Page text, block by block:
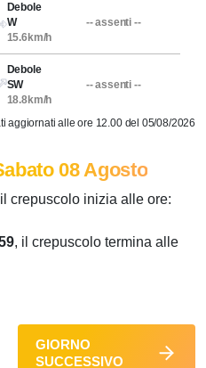
Debole
W
15.6km/h
-- assenti --
Debole
SW
18.8km/h
-- assenti --
aggiornati alle ore 12.00 del 05/08/2026
08 Agosto
crepuscolo inizia alle ore:
, il crepuscolo termina alle
GIORNO
SUCCESSIVO